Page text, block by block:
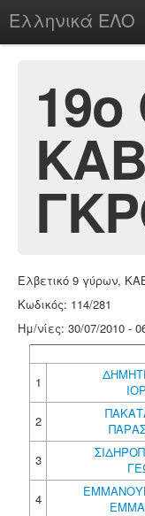
Ελληνικά ΕΛΟ
chesstu.be @ discord
Login
Ελβετικό 9 γύρων,
Κωδικός: 114/281
Ημ/νίες: 30/07/2010 -
1
2
3
4